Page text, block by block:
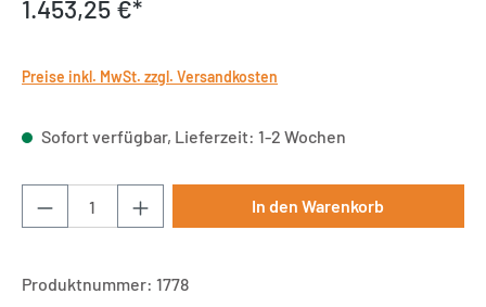
1.453,25 €*
Preise inkl. MwSt. zzgl. Versandkosten
Sofort verfügbar, Lieferzeit: 1-2 Wochen
Produkt Anzahl: Gib den gewünschten
In den Warenkorb
Produktnummer: 1778